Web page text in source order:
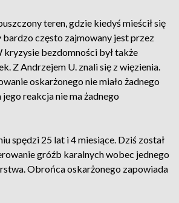
teren, gdzie kiedyś mieścił się
bardzo często zajmowany jest przez
kryzysie bezdomności był także
Z Andrzejem U. znali się z więzienia.
oskarżonego nie miało żadnego
reakcja nie ma żadnego
spędzi 25 lat i 4 miesiące. Dziś został
gróźb karalnych wobec jednego
Obrońca oskarżonego zapowiada